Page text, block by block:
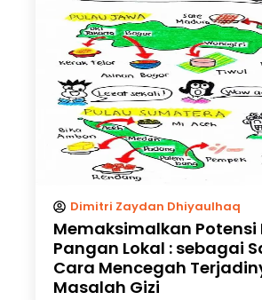
Dimitri Zaydan Dhiyaulhaq
Memaksimalkan Potensi
Pangan Lokal : sebagai
Cara Mencegah
Masalah Gizi